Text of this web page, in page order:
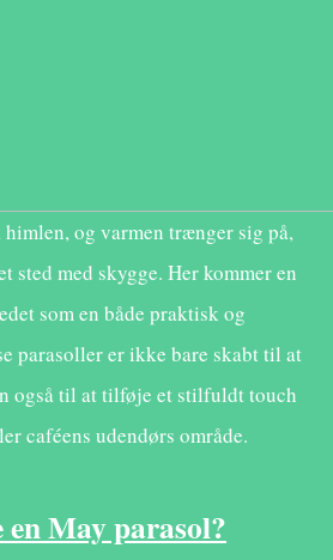
og varmen trænger sig på,
sted med skygge. Her kommer en
som en både praktisk og
parasoller er ikke bare skabt til at
også til at tilføje et stilfuldt touch
caféens udendørs område.
May parasol?